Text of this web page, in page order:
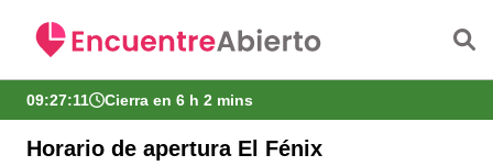
09:27:11 Cierra en 6 h 2 mins
Horario de apertura El Fénix